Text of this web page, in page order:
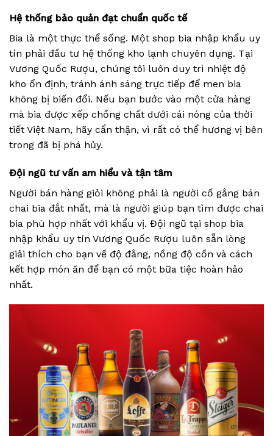
Hệ thống bảo quản đạt chuẩn quốc tế
Bia là một thực thể sống. Một shop bia nhập khẩu uy
tín phải đầu tư hệ thống kho lạnh chuyên dụng. Tại
Vương Quốc Rượu, chúng tôi luôn duy trì nhiệt độ
kho ổn định, tránh ánh sáng trực tiếp để men bia
không bị biến đổi. Nếu bạn bước vào một cửa hàng
mà bia được xếp chồng chất dưới cái nóng của thời
tiết Việt Nam, hãy cẩn thận, vì rất có thể hương vị bên
trong đã bị phá hủy.
Đội ngũ tư vấn am hiểu và tận tâm
Người bán hàng giỏi không phải là người cố gắng bán
chai bia đắt nhất, mà là người giúp bạn tìm được chai
bia phù hợp nhất với khẩu vị. Đội ngũ tại shop bia
nhập khẩu uy tín Vương Quốc Rượu luôn sẵn lòng
giải thích cho bạn về độ đắng, nồng độ cồn và cách
kết hợp món ăn để bạn có một bữa tiệc hoàn hảo
nhất.